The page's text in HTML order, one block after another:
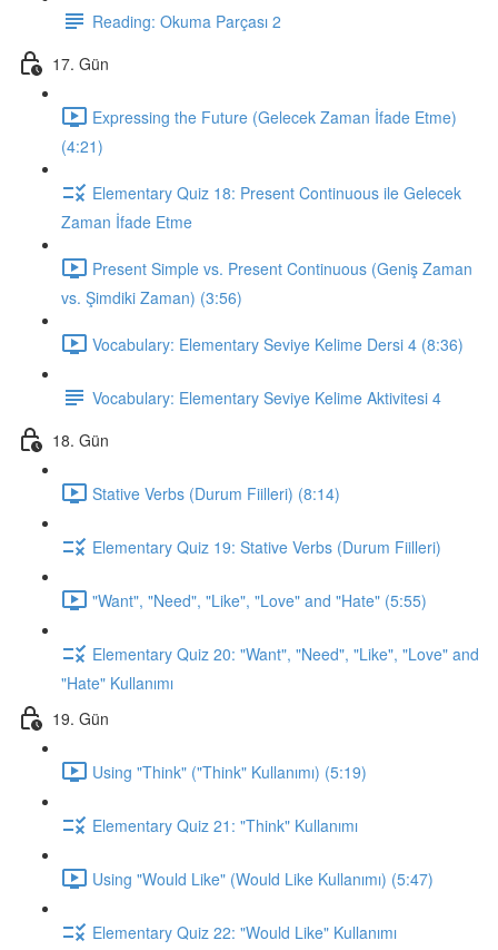
Reading: Okuma Parçası 2
17. Gün
Expressing the Future (Gelecek Zaman İfade Etme)
(4:21)
Elementary Quiz 18: Present Continuous ile Gelecek
Zaman İfade Etme
Present Simple vs. Present Continuous (Geniş Zaman
vs. Şimdiki Zaman) (3:56)
Vocabulary: Elementary Seviye Kelime Dersi 4 (8:36)
Vocabulary: Elementary Seviye Kelime Aktivitesi 4
18. Gün
Stative Verbs (Durum Fiilleri) (8:14)
Elementary Quiz 19: Stative Verbs (Durum Fiilleri)
"Want", "Need", "Like", "Love" and "Hate" (5:55)
Elementary Quiz 20: "Want", "Need", "Like", "Love" and
"Hate" Kullanımı
19. Gün
Using "Think" ("Think" Kullanımı) (5:19)
Elementary Quiz 21: "Think" Kullanımı
Using "Would Like" (Would Like Kullanımı) (5:47)
Elementary Quiz 22: "Would Like" Kullanımı